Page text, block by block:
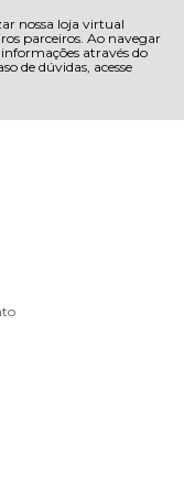
nossa loja virtual
parceiros. Ao navegar
através do
de dúvidas, acesse